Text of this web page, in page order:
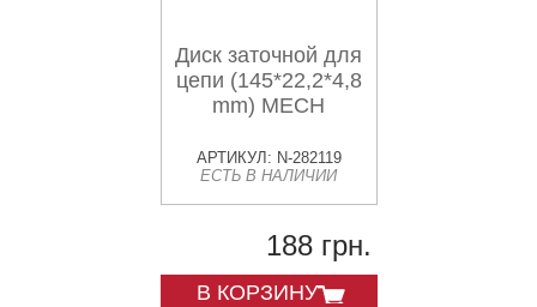
Диск заточной для
цепи (145*22,2*4,8
mm) MECH
АРТИКУЛ: N-282119
ЕСТЬ В НАЛИЧИИ
188 грн.
В КОРЗИНУ